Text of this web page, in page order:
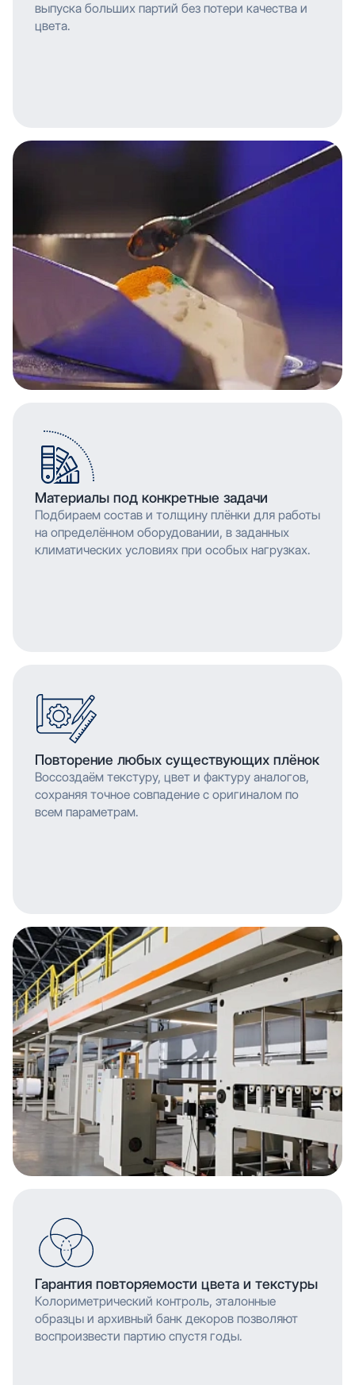
выпуска больших партий без потери качества и
цвета.
Материалы под конкретные задачи
Подбираем состав и толщину плёнки для работы
на определённом оборудовании, в заданных
климатических условиях при особых нагрузках.
Повторение любых существующих плёнок
Воссоздаём текстуру, цвет и фактуру аналогов,
сохраняя точное совпадение с оригиналом по
всем параметрам.
Гарантия повторяемости цвета и текстуры
Колориметрический контроль, эталонные
образцы и архивный банк декоров позволяют
воспроизвести партию спустя годы.